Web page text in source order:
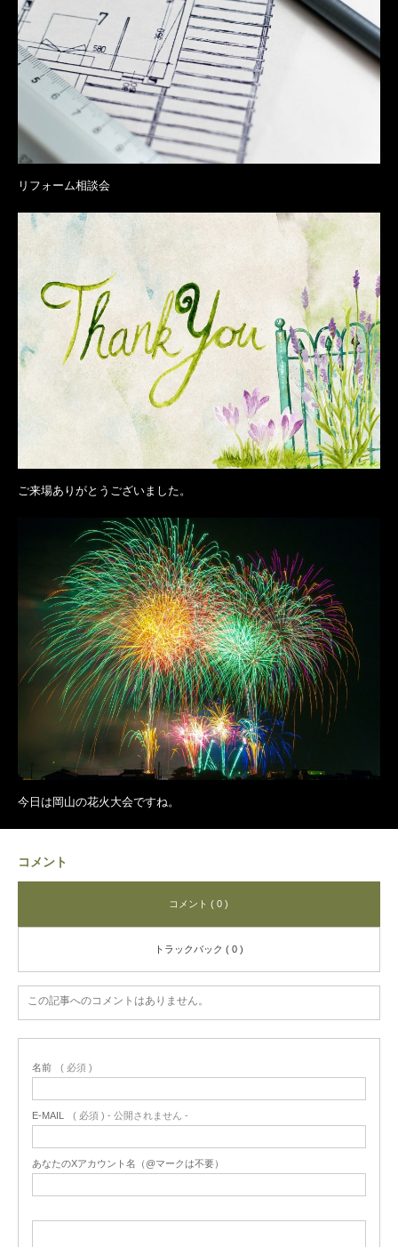
リフォーム相談会
ご来場ありがとうございました。
今日は岡山の花火大会ですね。
コメント
コメント ( 0 )
トラックバック ( 0 )
この記事へのコメントはありません。
名前 ( 必須 )
E-MAIL ( 必須 ) - 公開されません -
あなたのXアカウント名（@マークは不要）